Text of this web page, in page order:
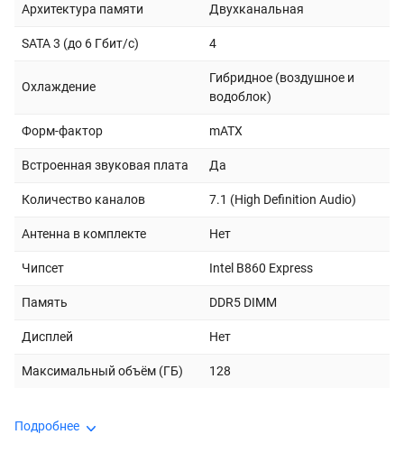
Архитектура памяти Двухканальная
SATA 3 (до 6 Гбит/с) 4
Охлаждение
Гибридное (воздушное и
водоблок)
Форм-фактор mATX
Встроенная звуковая плата Да
Количество каналов 7.1 (High Definition Audio)
Антенна в комплекте Нет
Чипсет Intel B860 Express
Память DDR5 DIMM
Дисплей Нет
Максимальный объём (ГБ) 128
Подробнее